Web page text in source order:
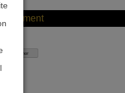
par
le
Commenton